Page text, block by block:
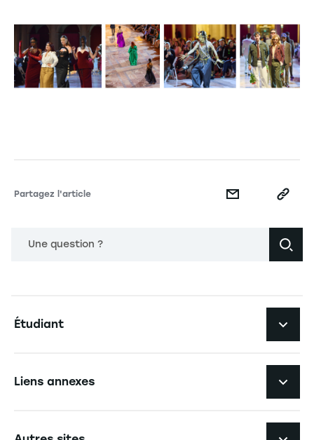
Partagez l'article
Une question ?
Étudiant
Liens annexes